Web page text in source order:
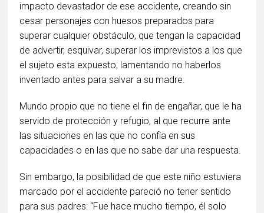
impacto devastador de ese accidente, creando sin
cesar personajes con huesos preparados para
superar cualquier obstáculo, que tengan la capacidad
de advertir, esquivar, superar los imprevistos a los que
el sujeto esta expuesto, lamentando no haberlos
inventado antes para salvar a su madre.
Mundo propio que no tiene el fin de engañar, que le ha
servido de protección y refugio, al que recurre ante
las situaciones en las que no confía en sus
capacidades o en las que no sabe dar una respuesta.
Sin embargo, la posibilidad de que este niño estuviera
marcado por el accidente pareció no tener sentido
para sus padres: “Fue hace mucho tiempo, él solo